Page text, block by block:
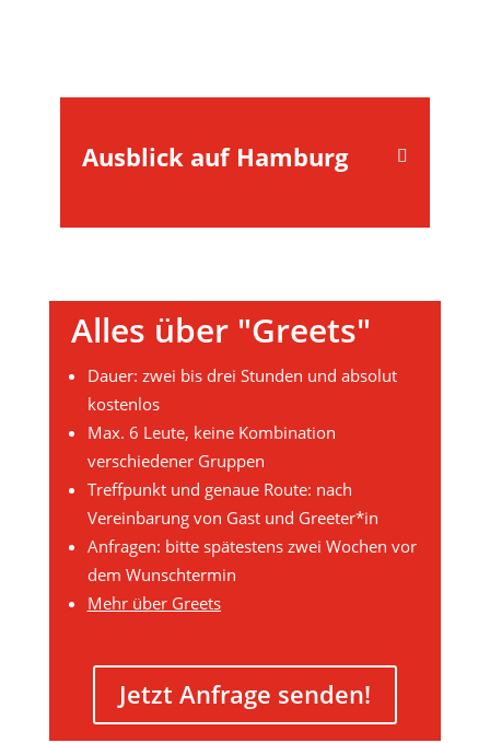
Ausblick auf Hamburg
Alles über "Greets"
Dauer: zwei bis drei Stunden und absolut
kostenlos
Max. 6 Leute, keine Kombination
verschiedener Gruppen
Treffpunkt und genaue Route: nach
Vereinbarung von Gast und Greeter*in
Anfragen: bitte spätestens zwei Wochen vor
dem Wunschtermin
Mehr über Greets
Jetzt Anfrage senden!